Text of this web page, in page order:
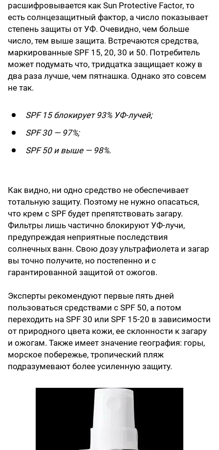
расшифровывается как Sun Protective Factor, то
есть солнцезащитный фактор, а число показывает
степень защиты от УФ. Очевидно, чем больше
число, тем выше защита. Встречаются средства,
маркированные SPF 15, 20, 30 и 50. Потребитель
может подумать что, тридцатка защищает кожу в
два раза лучше, чем пятнашка. Однако это совсем
не так.
SPF 15 блокирует 93% УФ-лучей;
SPF 30 — 97%;
SPF 50 и выше — 98%.
Как видно, ни одно средство не обеспечивает
тотальную защиту. Поэтому не нужно опасаться,
что крем с SPF будет препятствовать загару.
Фильтры лишь частично блокируют УФ-лучи,
предупреждая неприятные последствия
солнечных ванн. Свою дозу ультрафиолета и загар
вы точно получите, но постепенно и с
гарантированной защитой от ожогов.
Эксперты рекомендуют первые пять дней
пользоваться средствами с SPF 50, а потом
переходить на SPF 30 или SPF 15-20 в зависимости
от природного цвета кожи, ее склонности к загару
и ожогам. Также имеет значение география: горы,
морское побережье, тропический пляж
подразумевают более усиленную защиту.